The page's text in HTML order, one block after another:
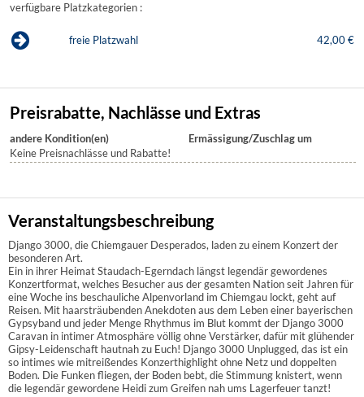
verfügbare Platzkategorien :
freie Platzwahl 42,00 €
Preisrabatte, Nachlässe und Extras
andere Kondition(en)
Ermässigung/Zuschlag um
Keine Preisnachlässe und Rabatte!
Veranstaltungsbeschreibung
Django 3000, die Chiemgauer Desperados, laden zu einem Konzert der
besonderen Art.
Ein in ihrer Heimat Staudach-Egerndach längst legendär gewordenes
Konzertformat, welches Besucher aus der gesamten Nation seit Jahren für
eine Woche ins beschauliche Alpenvorland im Chiemgau lockt, geht auf
Reisen. Mit haarsträubenden Anekdoten aus dem Leben einer bayerischen
Gypsyband und jeder Menge Rhythmus im Blut kommt der Django 3000
Caravan in intimer Atmosphäre völlig ohne Verstärker, dafür mit glühender
Gipsy-Leidenschaft hautnah zu Euch! Django 3000 Unplugged, das ist ein
so intimes wie mitreißendes Konzerthighlight ohne Netz und doppelten
Boden. Die Funken fliegen, der Boden bebt, die Stimmung knistert, wenn
die legendär gewordene Heidi zum Greifen nah ums Lagerfeuer tanzt!